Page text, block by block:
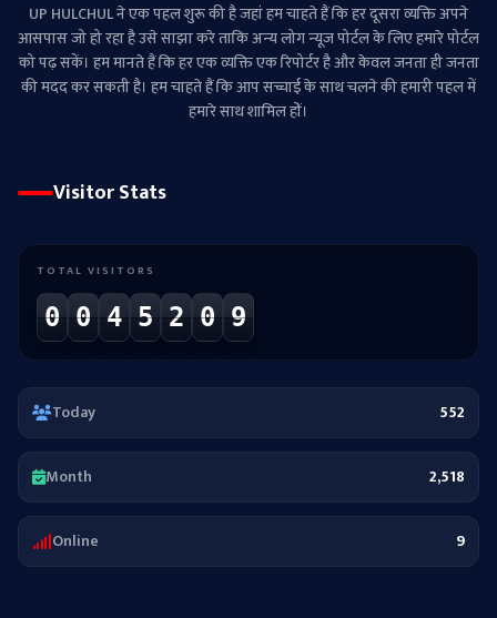
UP HULCHUL ने एक पहल शुरू की है जहां हम चाहते हैं कि हर दूसरा व्‍यक्ति अपने
आसपास जो हो रहा है उसे साझा करे ताकि अन्‍य लोग न्‍यूज पोर्टल के लिए हमारे पोर्टल
को पढ़ सकें। हम मानते हैं कि हर एक व्यक्ति एक रिपोर्टर है और केवल जनता ही जनता
की मदद कर सकती है। हम चाहते हैं कि आप सच्चाई के साथ चलने की हमारी पहल में
हमारे साथ शामिल हों।
Visitor Stats
TOTAL VISITORS
0 0 4 5 2 0 9
Today 552
Month 2,518
Online 9